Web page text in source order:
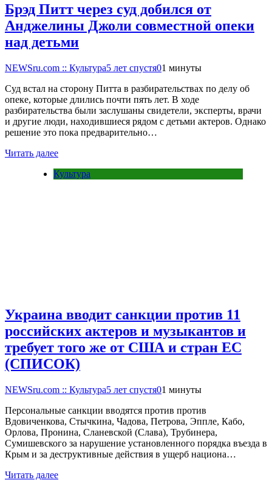
Брэд Питт через суд добился от
Анджелины Джоли совместной опеки
над детьми
NEWSru.com :: Культура5 лет спустя01 минуты
Суд встал на сторону Питта в разбирательствах по делу об
опеке, которые длились почти пять лет. В ходе
разбирательства были заслушаны свидетели, эксперты, врачи
и другие люди, находившиеся рядом с детьми актеров. Однако
решение это пока предварительно…
Читать далее
Культура
Украина вводит санкции против 11
российских актеров и музыкантов и
требует того же от США и стран ЕС
(СПИСОК)
NEWSru.com :: Культура5 лет спустя01 минуты
Персональные санкции вводятся против против
Вдовиченкова, Стычкина, Чадова, Петрова, Эппле, Кабо,
Орлова, Пронина, Сланевской (Слава), Трубинера,
Сумишевского за нарушение установленного порядка въезда в
Крым и за деструктивные действия в ущерб национа…
Читать далее